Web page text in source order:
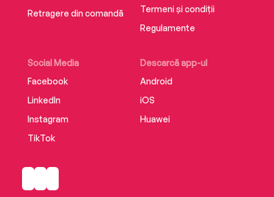
Retragere din comandă
Social Media
Facebook
LinkedIn
Instagram
TikTok
Descarcă app-ul
Android
iOS
Huawei
Termeni și condiții
Regulamente